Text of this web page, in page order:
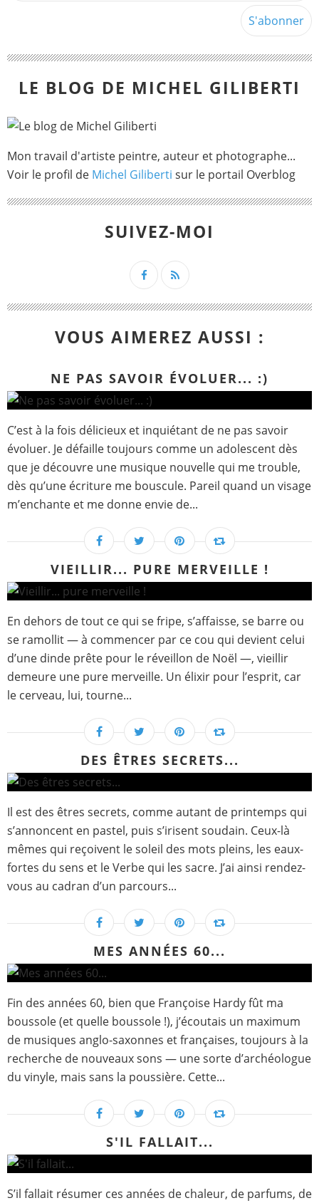
LE BLOG DE MICHEL GILIBERTI
Mon travail d'artiste peintre, auteur et photographe...
Voir le profil de Michel Giliberti sur le portail Overblog
SUIVEZ-MOI
VOUS AIMEREZ AUSSI :
NE PAS SAVOIR ÉVOLUER... :)
C’est à la fois délicieux et inquiétant de ne pas savoir
évoluer. Je défaille toujours comme un adolescent dès
que je découvre une musique nouvelle qui me trouble,
dès qu’une écriture me bouscule. Pareil quand un visage
m’enchante et me donne envie de...
VIEILLIR... PURE MERVEILLE !
En dehors de tout ce qui se fripe, s’affaisse, se barre ou
se ramollit — à commencer par ce cou qui devient celui
d’une dinde prête pour le réveillon de Noël —, vieillir
demeure une pure merveille. Un élixir pour l’esprit, car
le cerveau, lui, tourne...
DES ÊTRES SECRETS...
Il est des êtres secrets, comme autant de printemps qui
s’annoncent en pastel, puis s’irisent soudain. Ceux-là
mêmes qui reçoivent le soleil des mots pleins, les eaux-
fortes du sens et le Verbe qui les sacre. J’ai ainsi rendez-
vous au cadran d’un parcours...
MES ANNÉES 60...
Fin des années 60, bien que Françoise Hardy fût ma
boussole (et quelle boussole !), j’écoutais un maximum
de musiques anglo-saxonnes et françaises, toujours à la
recherche de nouveaux sons — une sorte d’archéologue
du vinyle, mais sans la poussière. Cette...
S'IL FALLAIT...
S’il fallait résumer ces années de chaleur, de parfums, de